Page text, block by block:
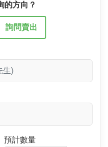
的方向？
詢問賣出
預計數量